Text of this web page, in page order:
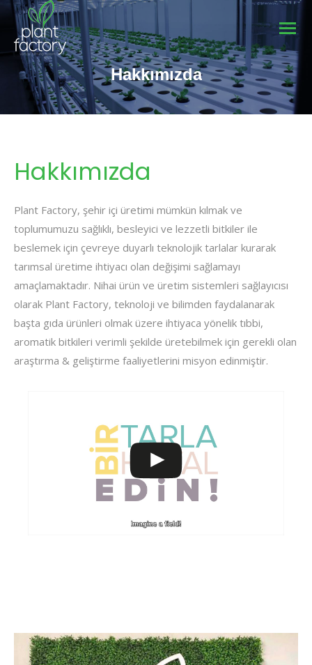
Hakkımızda
You are here:
Hakkımızda
Plant Factory, şehir içi üretimi mümkün kılmak ve
toplumumuzu sağlıklı, besleyici ve lezzetli bitkiler ile
beslemek için çevreye duyarlı teknolojik tarlalar kurarak
tarımsal üretime ihtiyacı olan değişimi sağlamayı
amaçlamaktadır. Nihai ürün ve üretim sistemleri sağlayıcısı
olarak Plant Factory, teknoloji ve bilimden faydalanarak
başta gıda ürünleri olmak üzere ihtiyaca yönelik tıbbi,
aromatik bitkileri verimli şekilde üretebilmek için gerekli olan
araştırma & geliştirme faaliyetlerini misyon edinmiştir.